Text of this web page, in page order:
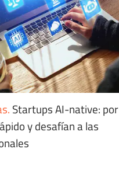
. Startups AI-native: por
y desafían a las